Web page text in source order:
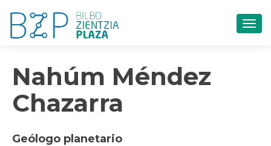
Nahúm Méndez
Chazarra
Geólogo planetario